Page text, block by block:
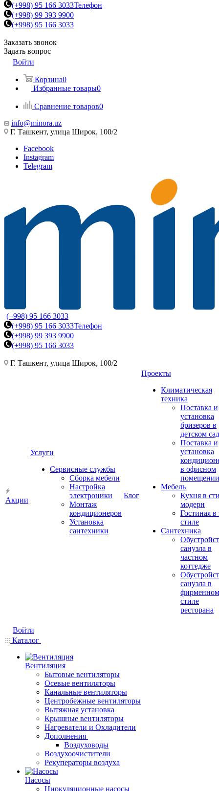
(+998) 95 166 3033Телефон
(+998) 99 393 9900
(+998) 95 166 3033
Заказать звонок
Задать вопрос
Войти
Корзина0
Избранные товары0
Сравнение товаров0
info@minora.uz
Г. Ташкент, улица Широк, 100/2
Facebook
Instagram
Telegram
(+998) 95 166 3033
(+998) 95 166 3033Телефон
(+998) 99 393 9900
(+998) 95 166 3033
Г. Ташкент, улица Широк, 100/2
Акции
Услуги
Сервисные службы
Сборка мебели
Настройка
электроники
Монтаж
кондиционеров
Установка
сантехники
Блог
Проекты
Климатическая
техника
Поставка и
установка
бризеров в
детском
Поставка и
установка
в офисном
помещении
Мебель
Кухня в
модерн
Гостиная в
стиле
Сантехника
санузла в
частном
коттедже
санузла в
фирменном
стиле
ресторана
Войти
Каталог
Вентиляция
Бытовые вентиляторы
Осевые вентиляторы
Канальные вентиляторы
Центробежные вентиляторы
Вытяжная установка
Крышные вентиляторы
Нагреватели и Охладители
Дополнения
Воздуховоды
Воздухоочистители
Рекуператоры воздуха
Насосы
Циркуляционные насосы